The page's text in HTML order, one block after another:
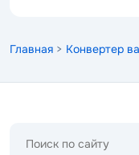
Главная > Конвертер